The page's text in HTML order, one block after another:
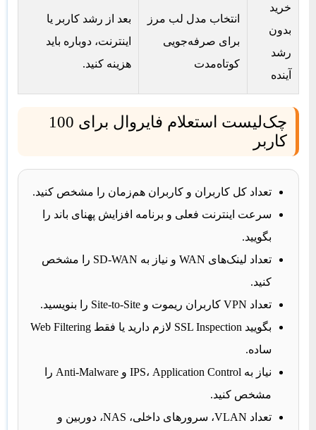
خرید
بدون
رشد
آینده
انتخاب مدل لب مرز
برای صرفه‌جویی
کوتاه‌مدت
بعد از رشد کاربر یا
اینترنت، دوباره باید
هزینه کنید.
چک‌لیست استعلام فایروال برای 100
کاربر
تعداد کل کاربران و کاربران هم‌زمان را مشخص کنید.
سرعت اینترنت فعلی و برنامه افزایش پهنای باند را
بگویید.
تعداد لینک‌های WAN و نیاز به SD-WAN را مشخص
کنید.
تعداد VPN کاربران ریموت و Site-to-Site را بنویسید.
بگویید SSL Inspection لازم دارید یا فقط Web Filtering
ساده.
نیاز به IPS، Application Control و Anti-Malware را
مشخص کنید.
تعداد VLAN، سرورهای داخلی، NAS، دوربین و